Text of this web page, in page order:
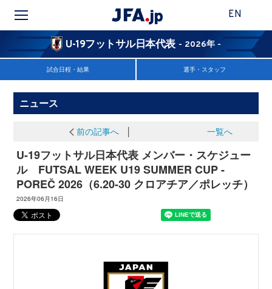
EN
U-19フットサル日本代表 - 2026年 -
試合日程・結果 選手・スタッフ
ニュース
前の記事へ│ 一覧へ
U-19フットサル日本代表 メンバー・スケジュー
ル FUTSAL WEEK U19 SUMMER CUP -
POREČ 2026（6.20-30 クロアチア／ポレッチ）
2026年06月16日